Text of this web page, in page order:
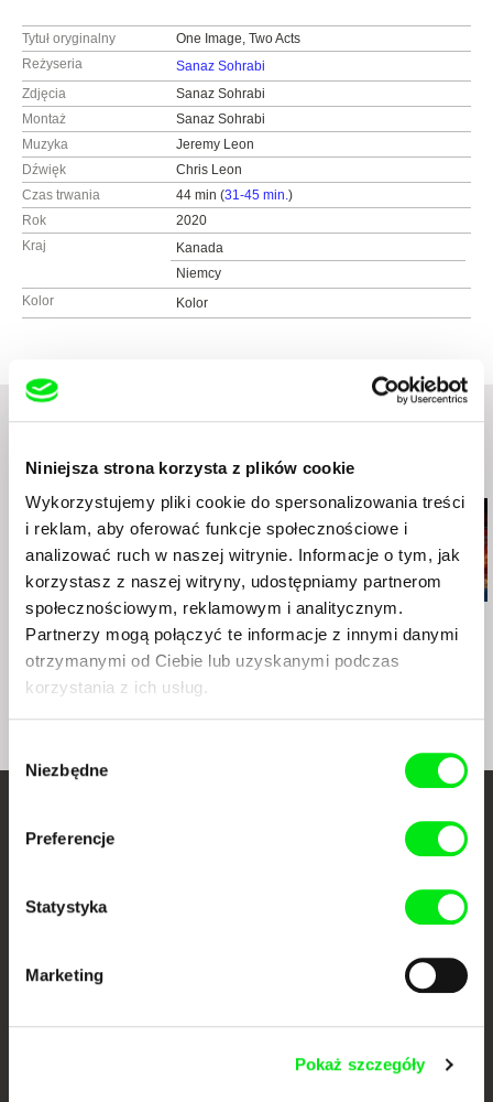
Niniejsza strona korzysta z plików cookie
Wykorzystujemy pliki cookie do spersonalizowania treści
i reklam, aby oferować funkcje społecznościowe i
analizować ruch w naszej witrynie. Informacje o tym, jak
korzystasz z naszej witryny, udostępniamy partnerom
społecznościowym, reklamowym i analitycznym.
Partnerzy mogą połączyć te informacje z innymi danymi
otrzymanymi od Ciebie lub uzyskanymi podczas
korzystania z ich usług.
zgody
Niezbędne
Preferencje
Statystyka
Marketing
Pokaż szczegóły
Tytuł oryginalny
One Image, Two Acts
Reżyseria
Sanaz Sohrabi
Zdjęcia
Sanaz Sohrabi
Montaż
Sanaz Sohrabi
Muzyka
Jeremy Leon
Dźwięk
Chris Leon
Czas trwania
44 min (31-45 min.)
Rok
2020
Kraj
Kanada
Niemcy
Kolor
Kolor
Podobne filmy (20)
Kamal Aljafari
Recollection
Kamal Aljafari
PARADISO, XXXI, 108 A Fidai Film
różnorodność i promować wartościowe autorskie filmy.